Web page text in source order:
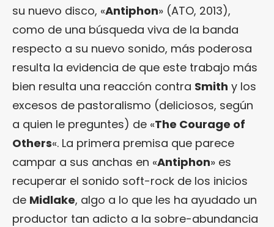
su nuevo disco, «Antiphon» (ATO, 2013),
como de una búsqueda viva de la banda
respecto a su nuevo sonido, más poderosa
resulta la evidencia de que este trabajo más
bien resulta una reacción contra Smith y los
excesos de pastoralismo (deliciosos, según
a quien le preguntes) de «The Courage of
Others«. La primera premisa que parece
campar a sus anchas en «Antiphon» es
recuperar el sonido soft-rock de los inicios
de Midlake, algo a lo que les ha ayudado un
productor tan adicto a la sobre-abundancia